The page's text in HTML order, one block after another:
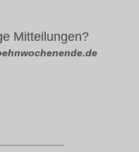
Mitteilungen?